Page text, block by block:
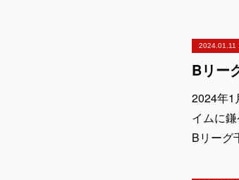
2024.01.11
2024年1
イムに
Bリーグ